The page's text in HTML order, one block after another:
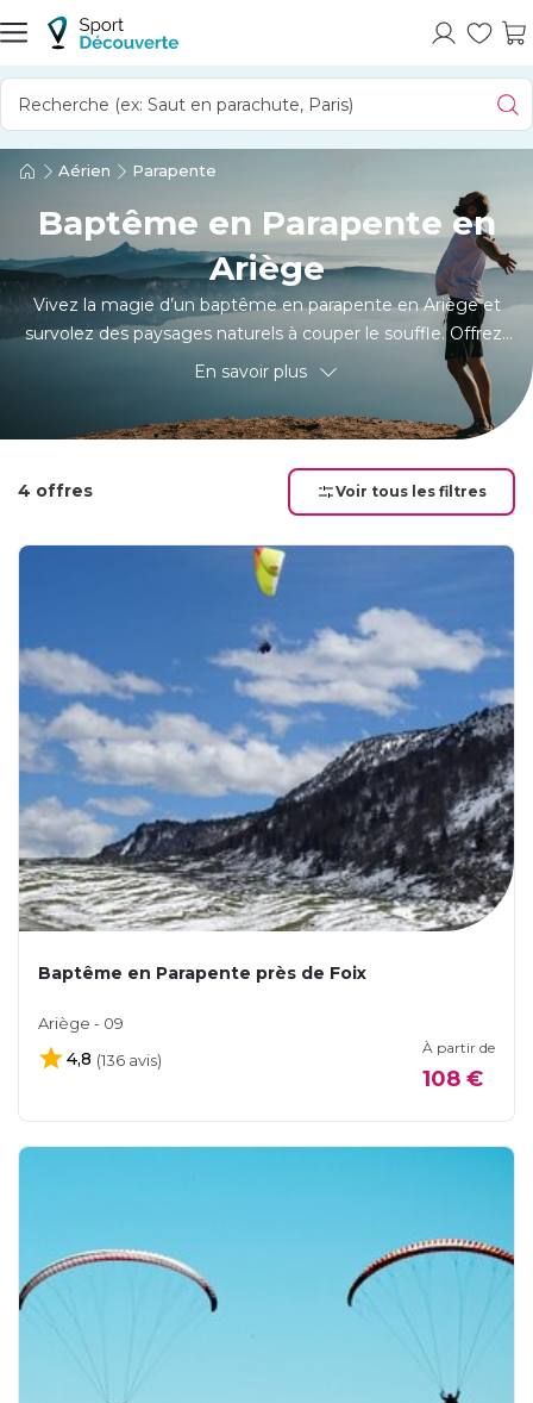
Aérien Parapente
Baptême en Parapente en
Ariège
Vivez la magie d’un baptême en parapente en Ariège et
survolez des paysages naturels à couper le souffle. Offrez-
vous un vol en parapente encadré par une école spécialisée
pour une première expérience aérienne inoubliable. Que ce
soit pour un baptême de l’air ou un premier cours
dessus des montagnes verdoyantes et des vallées
préservées de l’Ariège. L’occasion idéale de faire du
En savoir plus
4 offres Voir tous les filtres
Baptême en Parapente près de Foix
Ariège - 09
4,8 (136 avis)
À partir de
108 €